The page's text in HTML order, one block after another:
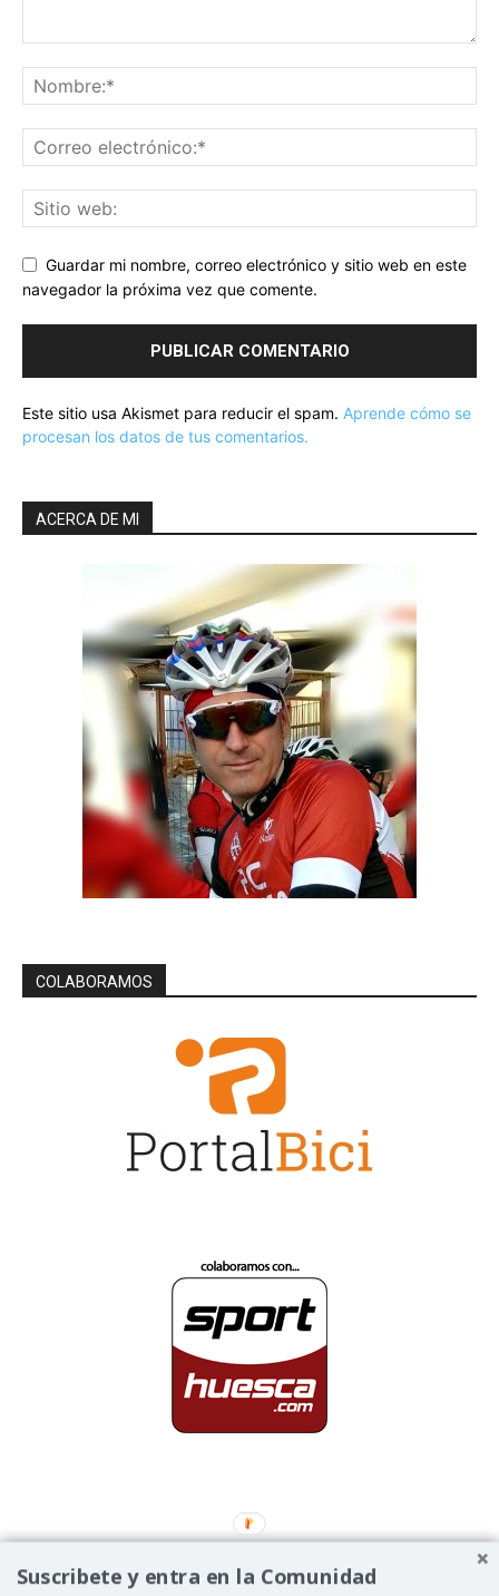
Guardar mi nombre, correo electrónico y sitio web en este
navegador la próxima vez que comente.
Este sitio usa Akismet para reducir el spam. Aprende cómo se
procesan los datos de tus comentarios.
ACERCA DE MI
COLABORAMOS
Suscribete y entra en la Comunidad